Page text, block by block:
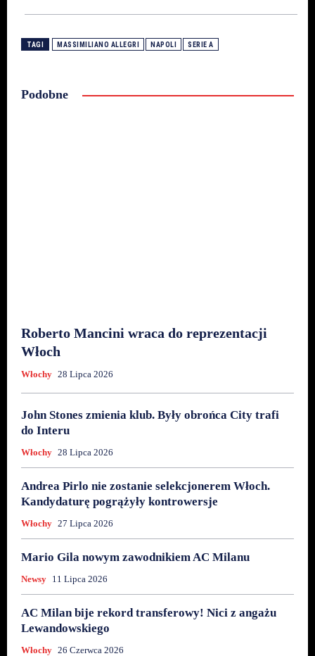
TAGI MASSIMILIANO ALLEGRI NAPOLI SERIE A
Podobne
Roberto Mancini wraca do reprezentacji
Włoch
Włochy 28 Lipca 2026
John Stones zmienia klub. Były obrońca City trafi
do Interu
Włochy 28 Lipca 2026
Andrea Pirlo nie zostanie selekcjonerem Włoch.
Kandydaturę pogrążyły kontrowersje
Włochy 27 Lipca 2026
Mario Gila nowym zawodnikiem AC Milanu
Newsy 11 Lipca 2026
AC Milan bije rekord transferowy! Nici z angażu
Lewandowskiego
Włochy 26 Czerwca 2026